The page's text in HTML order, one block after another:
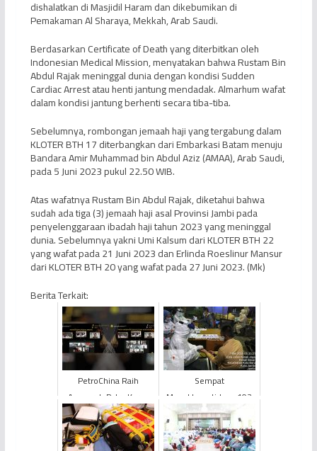
dishalatkan di Masjidil Haram dan dikebumikan di
Pemakaman Al Sharaya, Mekkah, Arab Saudi.
Berdasarkan Certificate of Death yang diterbitkan oleh
Indonesian Medical Mission, menyatakan bahwa Rustam Bin
Abdul Rajak meninggal dunia dengan kondisi Sudden
Cardiac Arrest atau henti jantung mendadak. Almarhum wafat
dalam kondisi jantung berhenti secara tiba-tiba.
Sebelumnya, rombongan jemaah haji yang tergabung dalam
KLOTER BTH 17 diterbangkan dari Embarkasi Batam menuju
Bandara Amir Muhammad bin Abdul Aziz (AMAA), Arab Saudi,
pada 5 Juni 2023 pukul 22.50 WIB.
Atas wafatnya Rustam Bin Abdul Rajak, diketahui bahwa
sudah ada tiga (3) jemaah haji asal Provinsi Jambi pada
penyelenggaraan ibadah haji tahun 2023 yang meninggal
dunia. Sebelumnya yakni Umi Kalsum dari KLOTER BTH 22
yang wafat pada 21 Juni 2023 dan Erlinda Roeslinur Mansur
dari KLOTER BTH 20 yang wafat pada 27 Juni 2023. (Mk)
Berita Terkait:
PetroChina Raih
Anugerah Patra Karya
Raksa Madya dan Patra
Nirbhaya Karya Utama
Adinu...
Sempat
Mengkhawatirkan, 103
Santri Ponpes
Darussalam Gontor
Negatif Hasil Rapid Test